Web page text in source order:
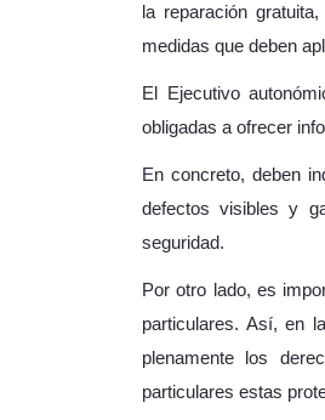
la reparación
medidas que deben
El Ejecutivo
obligadas a ofrecer
En concreto, deben
defectos visibles y
seguridad.
Por otro lado, es
particulares. Así, en
plenamente los
particulares estas